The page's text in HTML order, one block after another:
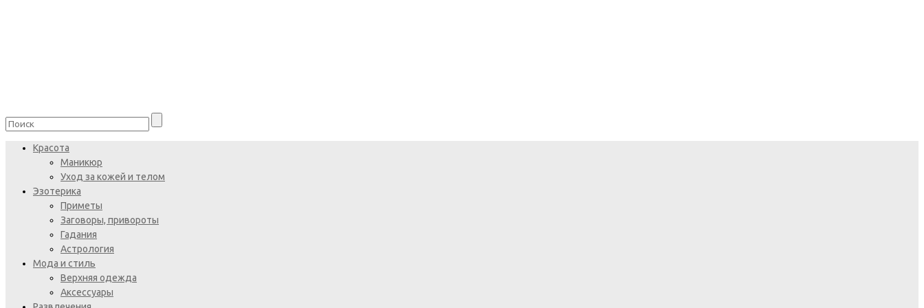
Красота
Маникюр
Уход за кожей и телом
Эзотерика
Приметы
Заговоры, привороты
Гадания
Астрология
Мода и стиль
Верхняя одежда
Аксессуары